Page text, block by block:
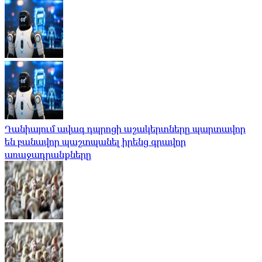
Դանիայում ավագ դպրոցի աշակերտները պարտավոր
են բանավոր պաշտպանել իրենց գրավոր
առաջադրանքները